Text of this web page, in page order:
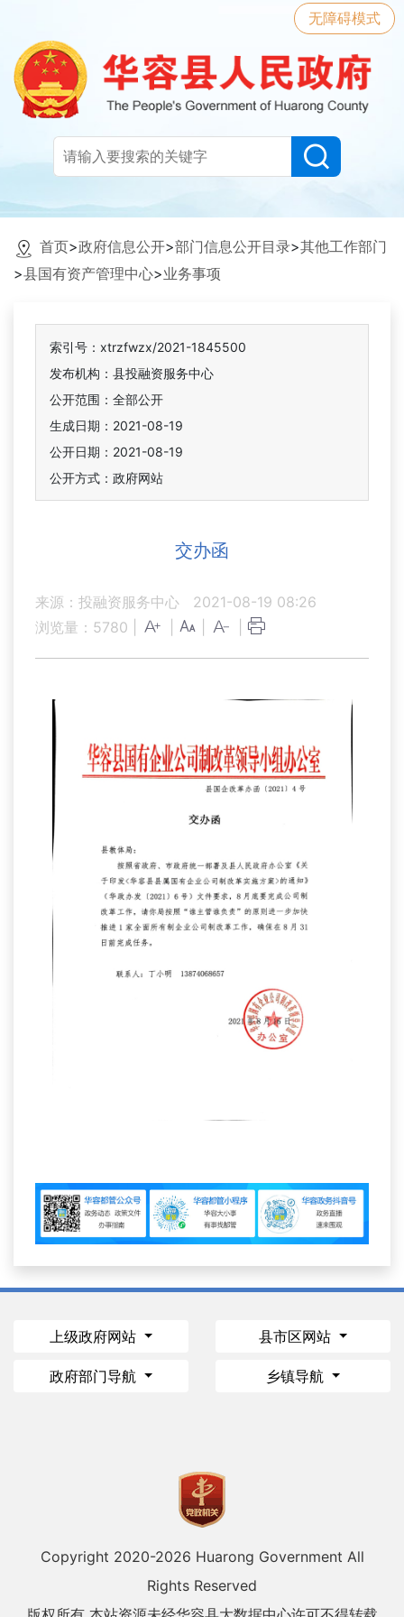
无障碍模式
首页>政府信息公开>部门信息公开目录>其他工作部门
>县国有资产管理中心>业务事项
索引号：xtrzfwzx/2021-1845500
发布机构：县投融资服务中心
公开范围：全部公开
生成日期：2021-08-19
公开日期：2021-08-19
公开方式：政府网站
交办函
来源：投融资服务中心
2021-08-19 08:26
浏览量： 5780
上级政府网站 县市区网站
政府部门导航 乡镇导航
Copyright 2020-2026 Huarong Government All
Rights Reserved